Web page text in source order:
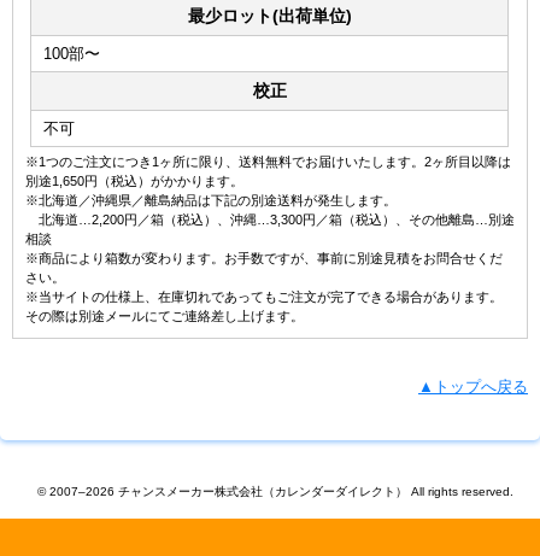
最少ロット(出荷単位)
100部〜
校正
不可
※1つのご注文につき1ヶ所に限り、送料無料でお届けいたします。2ヶ所目以降は
別途1,650円（税込）がかかります。
※北海道／沖縄県／離島納品は下記の別途送料が発生します。
北海道…2,200円／箱（税込）、沖縄…3,300円／箱（税込）、その他離島…別途
相談
※商品により箱数が変わります。お手数ですが、事前に別途見積をお問合せくだ
さい。
※当サイトの仕様上、在庫切れであってもご注文が完了できる場合があります。
その際は別途メールにてご連絡差し上げます。
▲トップへ戻る
© 2007–2026 チャンスメーカー株式会社（カレンダーダイレクト） All rights reserved.